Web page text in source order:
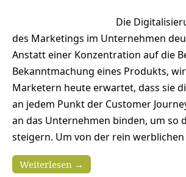
Die
des Marketings im Unternehmen
Anstatt einer Konzentration auf die
Bekanntmachung eines Produkts,
Marketern heute erwartet, dass sie
an jedem Punkt der Customer
an das Unternehmen binden, um so
steigern. Um von der rein
Weiterlesen →